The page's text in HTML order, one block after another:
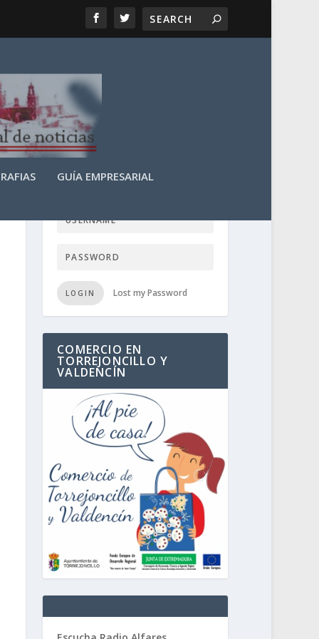
GUÍA EMPRESARIAL
LOGIN USER TTN
LOGIN Lost my Password
COMERCIO EN
TORREJONCILLO Y
VALDENCÍN